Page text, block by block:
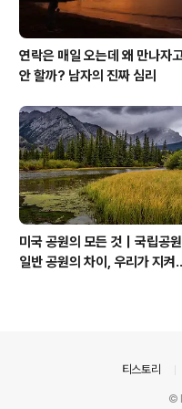
연락은 매일 오는데 왜 만나자
안 할까? 남자의 진짜 심리
미국 공원의 모든 것｜국립공
일반 공원의 차이, 우리가 지켜
티스토리
©